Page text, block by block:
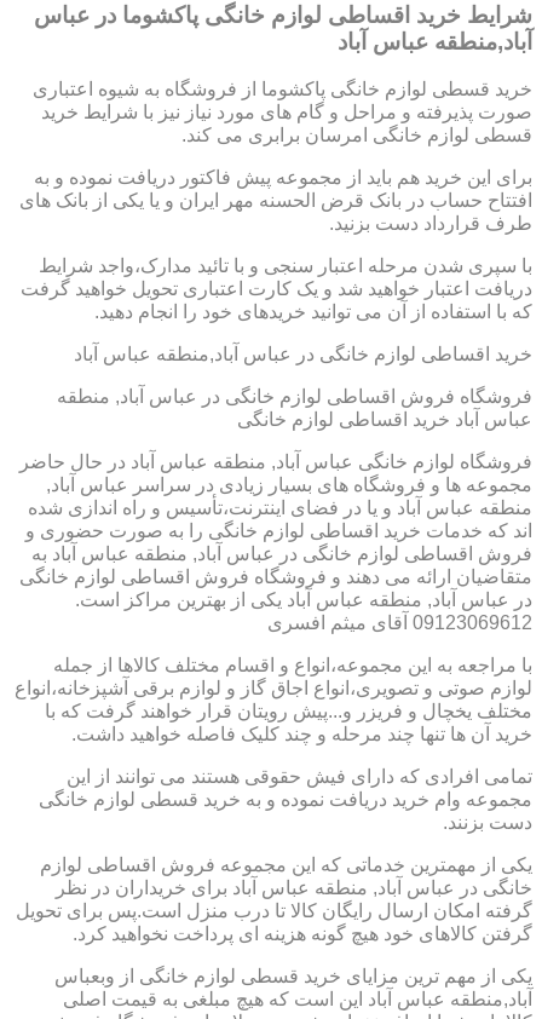
شرایط خرید اقساطی لوازم خانگی پاکشوما در عباس
آباد,منطقه عباس آباد
خرید قسطی لوازم خانگی پاکشوما از فروشگاه به شیوه اعتباری
صورت پذیرفته و مراحل و گام های مورد نیاز نیز با شرایط خرید
قسطی لوازم خانگی امرسان برابری می کند.
برای این خرید هم باید از مجموعه پیش فاکتور دریافت نموده و به
افتتاح حساب در بانک قرض الحسنه مهر ایران و یا یکی از بانک های
طرف قرارداد دست بزنید.
با سپری شدن مرحله اعتبار سنجی و با تائید مدارک،واجد شرایط
دریافت اعتبار خواهید شد و یک کارت اعتباری تحویل خواهید گرفت
که با استفاده از آن می توانید خریدهای خود را انجام دهید.
خرید اقساطی لوازم خانگی در عباس آباد,منطقه عباس آباد
فروشگاه فروش اقساطی لوازم خانگی در عباس آباد, منطقه
عباس آباد خرید اقساطی لوازم خانگی
فروشگاه لوازم خانگی عباس آباد, منطقه عباس آباد در حال حاضر
مجموعه ها و فروشگاه های بسیار زیادی در سراسر عباس آباد,
منطقه عباس آباد و یا در فضای اینترنت،تأسیس و راه اندازی شده
اند که خدمات خرید اقساطی لوازم خانگی را به صورت حضوری و
فروش اقساطی لوازم خانگی در عباس آباد, منطقه عباس آباد به
متقاضیان ارائه می دهند و فروشگاه فروش اقساطی لوازم خانگی
در عباس آباد, منطقه عباس آباد یکی از بهترین مراکز است.
09123069612 آقای میثم افسری
با مراجعه به این مجموعه،انواع و اقسام مختلف کالاها از جمله
لوازم صوتی و تصویری،انواع اجاق گاز و لوازم برقی آشپزخانه،انواع
مختلف یخچال و فریزر و...پیش رویتان قرار خواهند گرفت که با
خرید آن ها تنها چند مرحله و چند کلیک فاصله خواهید داشت.
تمامی افرادی که دارای فیش حقوقی هستند می توانند از این
مجموعه وام خرید دریافت نموده و به خرید قسطی لوازم خانگی
دست بزنند.
یکی از مهمترین خدماتی که این مجموعه فروش اقساطی لوازم
خانگی در عباس آباد, منطقه عباس آباد برای خریداران در نظر
گرفته امکان ارسال رایگان کالا تا درب منزل است.پس برای تحویل
گرفتن کالاهای خود هیچ گونه هزینه ای پرداخت نخواهید کرد.
یکی از مهم ترین مزایای خرید قسطی لوازم خانگی از وبعباس
آباد,منطقه عباس آباد این است که هیچ مبلغی به قیمت اصلی